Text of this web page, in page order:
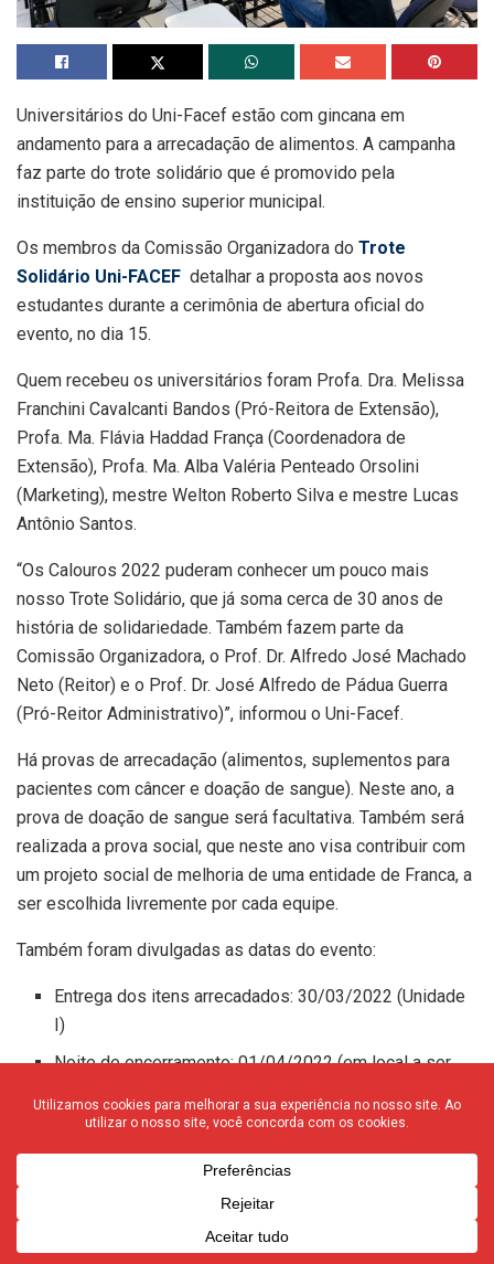
Universitários do Uni-Facef estão com gincana em
andamento para a arrecadação de alimentos. A campanha
faz parte do trote solidário que é promovido pela
instituição de ensino superior municipal.
Os membros da Comissão Organizadora do Trote
Solidário Uni-FACEF detalhar a proposta aos novos
estudantes durante a cerimônia de abertura oficial do
evento, no dia 15.
Quem recebeu os universitários foram Profa. Dra. Melissa
Franchini Cavalcanti Bandos (Pró-Reitora de Extensão),
Profa. Ma. Flávia Haddad França (Coordenadora de
Extensão), Profa. Ma. Alba Valéria Penteado Orsolini
(Marketing), mestre Welton Roberto Silva e mestre Lucas
Antônio Santos.
“Os Calouros 2022 puderam conhecer um pouco mais
nosso Trote Solidário, que já soma cerca de 30 anos de
história de solidariedade. Também fazem parte da
Comissão Organizadora, o Prof. Dr. Alfredo José Machado
Neto (Reitor) e o Prof. Dr. José Alfredo de Pádua Guerra
(Pró-Reitor Administrativo)”, informou o Uni-Facef.
Há provas de arrecadação (alimentos, suplementos para
pacientes com câncer e doação de sangue). Neste ano, a
prova de doação de sangue será facultativa. Também será
realizada a prova social, que neste ano visa contribuir com
um projeto social de melhoria de uma entidade de Franca, a
ser escolhida livremente por cada equipe.
Também foram divulgadas as datas do evento:
Entrega dos itens arrecadados: 30/03/2022 (Unidade
I)
Noite de encerramento: 01/04/2022 (em local a ser
Alimentos (kit alimentação)
2 pacotes de 2kg de feijão – tipo carioca (ou 4